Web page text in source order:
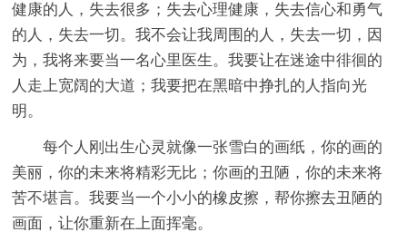
健康的人，失去很多；失去心理健康，失去信心和勇气
的人，失去一切。我不会让我周围的人，失去一切，因
为，我将来要当一名心里医生。我要让在迷途中徘徊的
人走上宽阔的大道；我要把在黑暗中挣扎的人指向光
明。
每个人刚出生心灵就像一张雪白的画纸，你的画的
美丽，你的未来将精彩无比；你画的丑陋，你的未来将
苦不堪言。我要当一个小小的橡皮擦，帮你擦去丑陋的
画面，让你重新在上面挥毫。